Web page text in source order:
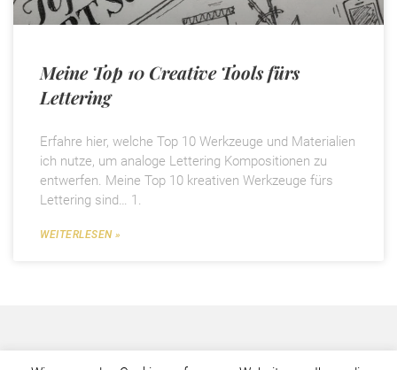
Meine Top 10 Creative Tools fürs
Lettering
Erfahre hier, welche Top 10 Werkzeuge und Materialien
ich nutze, um analoge Lettering Kompositionen zu
entwerfen. Meine Top 10 kreativen Werkzeuge fürs
Lettering sind… 1.
WEITERLESEN »